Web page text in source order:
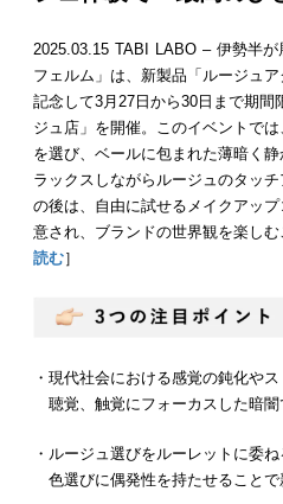
2025.03.15 TABI LABO – 伊勢半
フェルム」は、新製品「ルージュ
記念して3月27日から30日まで期間
ジュ店」を開催。このイベントで
を選び、ベールに包まれた薄暗く
ラックスしながらルージュのタッ
の後は、自由に試せるメイクアッ
意され、ブランドの世界観を楽し
読む］
・現代社会における感覚の鈍化や
聴覚、触覚にフォーカスした暗
・ルージュ選びをルーレットに委
色選びに偶発性を持たせることで